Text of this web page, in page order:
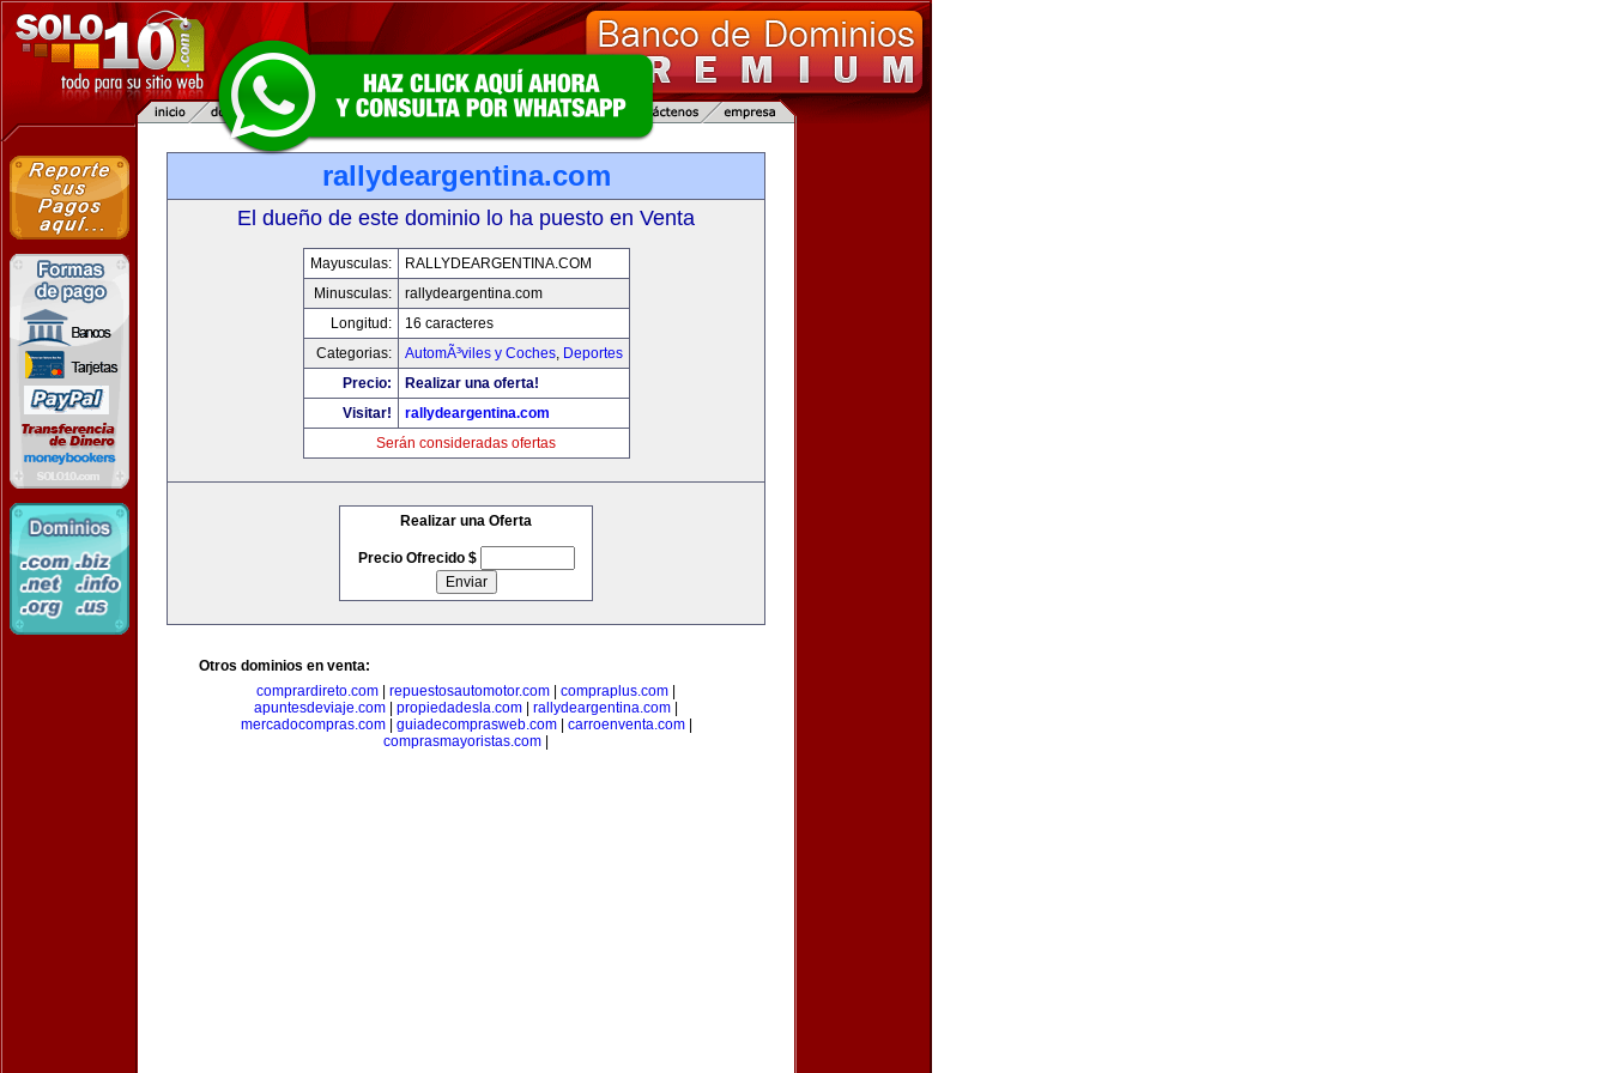
rallydeargentina.com
El dueño de este dominio lo ha puesto en Venta
Mayusculas:
RALLYDEARGENTINA.COM
Minusculas:
rallydeargentina.com
Longitud:
16 caracteres
Categorias:
AutomÃ³viles y Coches, Deportes
Precio:
Realizar una oferta!
Visitar!
rallydeargentina.com
Serán consideradas ofertas
Realizar una Oferta
Precio Ofrecido $
Otros dominios en venta:
comprardireto.com
repuestosautomotor.com compraplus.com
apuntesdeviaje.com
propiedadesla.com rallydeargentina.com
mercadocompras.com| guiadecomprasweb.com| carroenventa.com|
comprasmayoristas.com